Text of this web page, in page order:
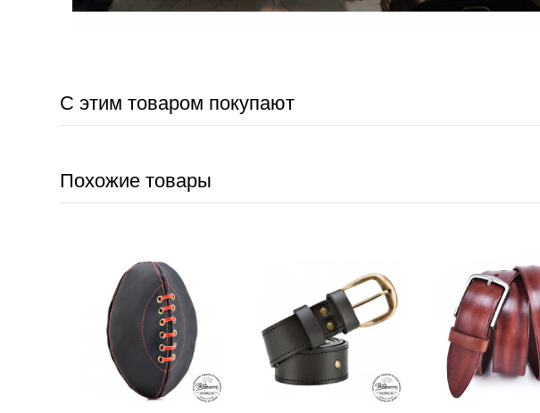
С этим товаром покупают
Похожие товары